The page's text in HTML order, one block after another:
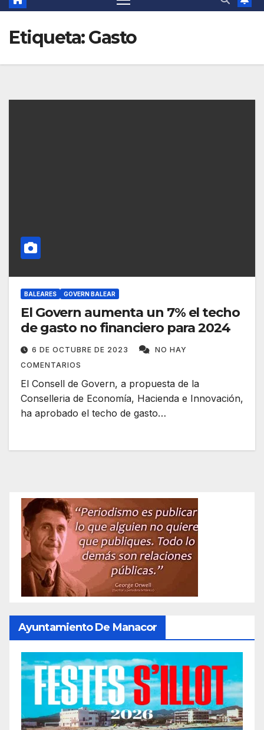
Etiqueta:Gasto
BALEARES GOVERN BALEAR
El Govern aumenta un 7% el techo
de gasto no financiero para 2024
6 DE OCTUBRE DE 2023
NO HAY
COMENTARIOS
El Consell de Govern, a propuesta de la
Conselleria de Economía, Hacienda e Innovación,
ha aprobado el techo de gasto…
Ayuntamiento De Manacor